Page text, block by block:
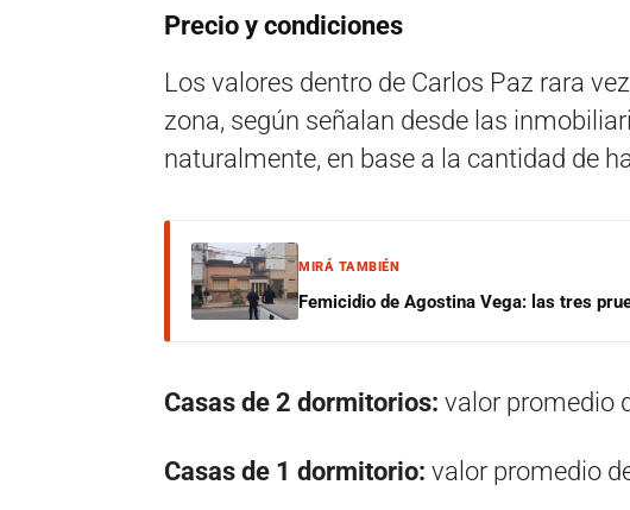
Precio y condiciones
Los valores dentro de Carlos Paz rara
zona, según señalan desde las
naturalmente, en base a la cantidad de
MIRÁ TAMBIÉN
Femicidio de Agostina Vega: las tres
Casas de 2 dormitorios: valor promedio
Casas de 1 dormitorio: valor promedio